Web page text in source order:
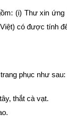
(i) Thư xin
có được tính
phục như sau:
thắt cà vạt.